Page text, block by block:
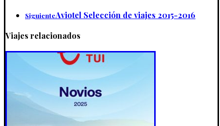
SiguienteAviotel Selección de viajes 2015-2016
Viajes relacionados